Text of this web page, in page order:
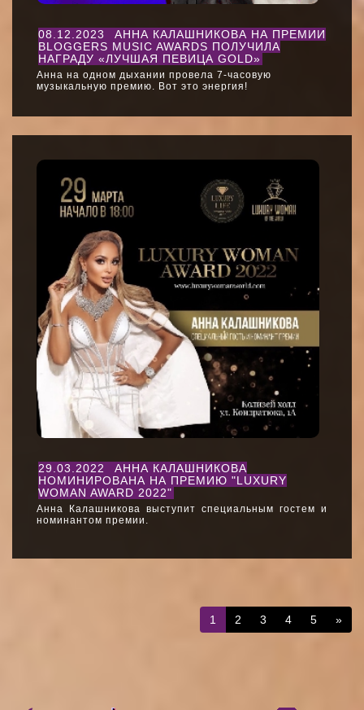
08.12.2023
АННА КАЛАШНИКОВА НА ПРЕМИИ
BLOGGERS MUSIC AWARDS ПОЛУЧИЛА
НАГРАДУ «ЛУЧШАЯ ПЕВИЦА GOLD»
Анна на одном дыхании провела 7-часовую
музыкальную премию. Вот это энергия!
29.03.2022
АННА КАЛАШНИКОВА
НОМИНИРОВАНА НА ПРЕМИЮ "LUXURY
WOMAN AWARD 2022"
Анна Калашникова выступит специальным гостем и
номинантом премии.
1 2 3 4 5 »